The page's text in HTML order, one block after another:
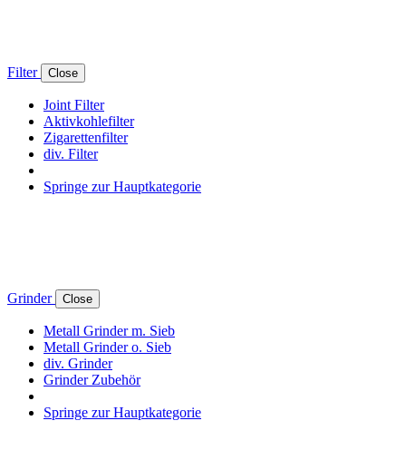
Filter Close
Joint Filter
Aktivkohlefilter
Zigarettenfilter
div. Filter
Springe zur Hauptkategorie
Grinder Close
Metall Grinder m. Sieb
Metall Grinder o. Sieb
div. Grinder
Grinder Zubehör
Springe zur Hauptkategorie